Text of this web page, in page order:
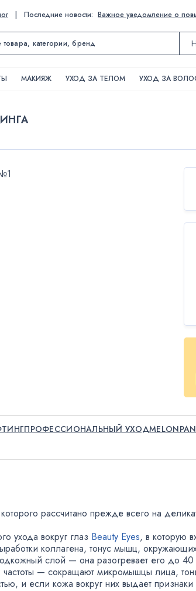
| Последние новости: Важное уведомление о
МАКИЯЖ УХОД ЗА ТЕЛОМ УХОД ЗА
ПРОФЕССИОНАЛЬНЫЙ УХОД
рассчитано прежде всего на
ухода вокруг глаз Beauty Eyes, в которую
коллагена, тонус мышц,
слой — она разогревает его до 40
частоты — сокращают микромышцы лица,
, и если кожа вокруг них выдает